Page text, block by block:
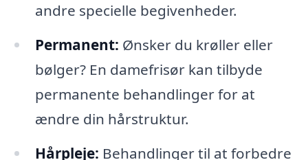
andre specielle begivenheder.
Permanent: Ønsker du krøller eller
bølger? En damefrisør kan tilbyde
permanente behandlinger for at
ændre din hårstruktur.
Hårpleje: Behandlinger til at forbedre